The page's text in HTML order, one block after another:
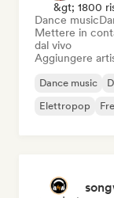
&gt; 1800
Dance music
Mettere in
dal vivo
Aggiungere
Dance music
Elettropop